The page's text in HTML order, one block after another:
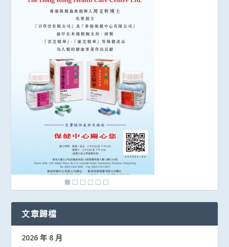
文章歸檔
2026 年 8 月